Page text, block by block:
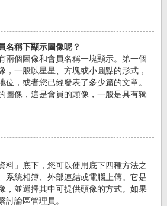
名稱下顯示圖像呢？
兩個圖像和會員名稱一塊顯示。第一個
，一般以星星、方塊或小圓點的形式，
位，或者您已經發表了多少篇的文章。
圖像，這是會員的頭像，一般是具有獨
料」底下，您可以使用底下四種方法之
系統相簿、外部連結或電腦上傳。它是
，並選擇其中可提供頭像的方式。如果
討論區管理員。